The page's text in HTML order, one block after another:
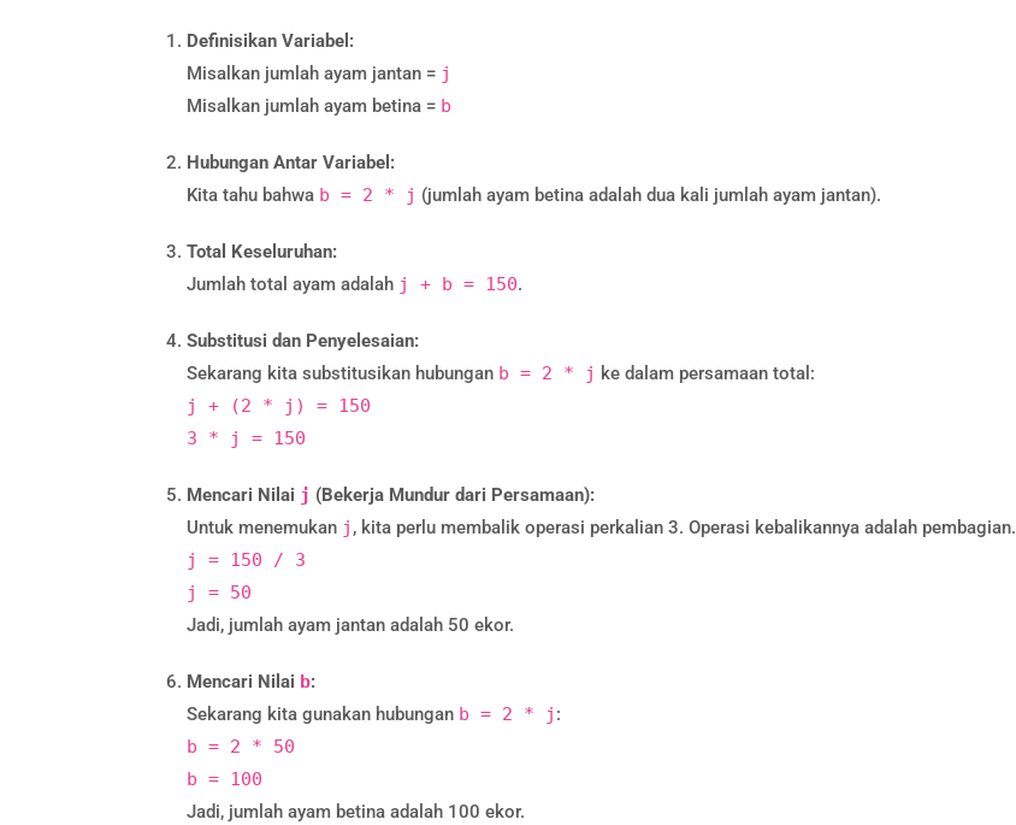
Definisikan Variabel:
Misalkan jumlah ayam jantan = j
Misalkan jumlah ayam betina = b
Hubungan Antar Variabel:
Kita tahu bahwa b = 2 * j (jumlah ayam betina adalah dua kali jumlah ayam jantan).
Total Keseluruhan:
Jumlah total ayam adalah j + b = 150.
Substitusi dan Penyelesaian:
Sekarang kita substitusikan hubungan b = 2 * j ke dalam persamaan total:
j + (2 * j) = 150
3 * j = 150
Mencari Nilai j (Bekerja Mundur dari Persamaan):
Untuk menemukan j , kita perlu membalik operasi perkalian 3. Operasi kebalikannya adalah pembagian.
j = 150 / 3
j = 50
Jadi, jumlah ayam jantan adalah 50 ekor.
Mencari Nilai b:
Sekarang kita gunakan hubungan b = 2 * j :
b = 2 * 50
b = 100
Jadi, jumlah ayam betina adalah 100 ekor.